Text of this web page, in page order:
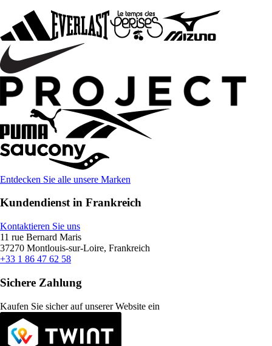
Entdecken Sie alle unsere Marken
Kundendienst in Frankreich
Kontaktieren Sie uns
11 rue Bernard Maris
37270 Montlouis-sur-Loire, Frankreich
+33 1 86 47 62 58
Sichere Zahlung
Kaufen Sie sicher auf unserer Website ein